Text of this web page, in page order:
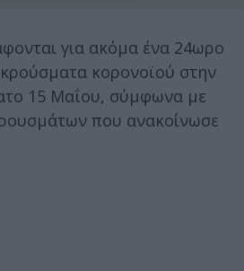
για ακόμα ένα 24ωρο
κορονοϊού στην
15 Μαΐου, σύμφωνα με
που ανακοίνωσε